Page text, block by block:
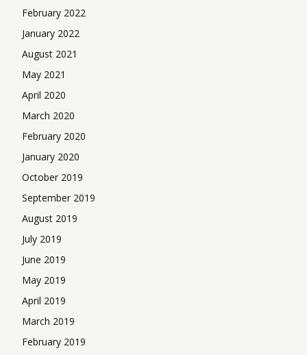
February 2022
January 2022
August 2021
May 2021
April 2020
March 2020
February 2020
January 2020
October 2019
September 2019
August 2019
July 2019
June 2019
May 2019
April 2019
March 2019
February 2019